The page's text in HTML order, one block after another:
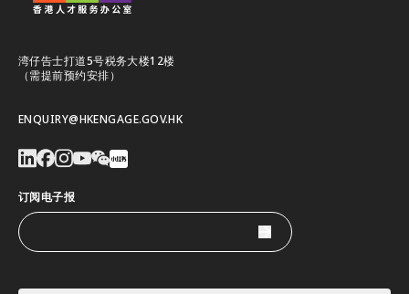
湾仔告士打道5号税务大楼12楼
（需提前预约安排）
ENQUIRY@HKENGAGE.GOV.HK
订阅电子报